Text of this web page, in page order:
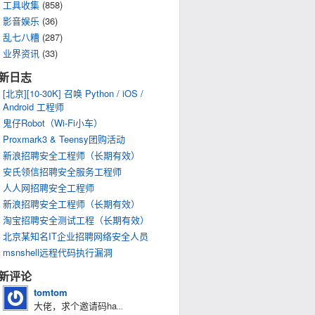
工具收集 (858)
影音娱乐 (36)
乱七八糟 (287)
业界资讯 (33)
日志
[北京][10-30K] 召唤 Python / iOS /
Android 工程师
鬼仔Robot（Wi-Fi小车）
Proxmark3 & Teensy团购活动
新浪招聘安全工程师（长期有效）
安氏领信招聘安全服务工程师
人人网招聘安全工程师
新浪招聘安全工程师（长期有效）
淘宝招聘安全测试工程（长期有效）
北京某知名IT企业招聘网络安全人员
msnshell远程代码执行漏洞
评论
tomtom
大佬，求个邀请码ha...